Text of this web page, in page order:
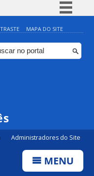
Simplifique!
Comunica BR
Participe
MAPA DO SITE
Administradores do Site
MENU